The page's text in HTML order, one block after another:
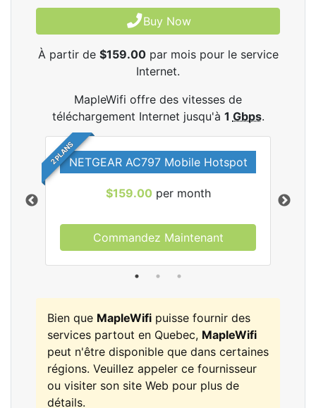
Buy Now
À partir de $159.00par mois pour le service
Internet.
MapleWifi offre des vitesses de
téléchargement Internet jusqu'à 1 Gbps.
2 PLANSNETGEAR AC797 Mobile Hotspot
$159.00 per month
Commandez Maintenant
Bien que MapleWifi puisse fournir des
services partout en Quebec, MapleWifi
peut n'être disponible que dans certaines
régions. Veuillez appeler ce fournisseur
ou visiter son site Web pour plus de
détails.